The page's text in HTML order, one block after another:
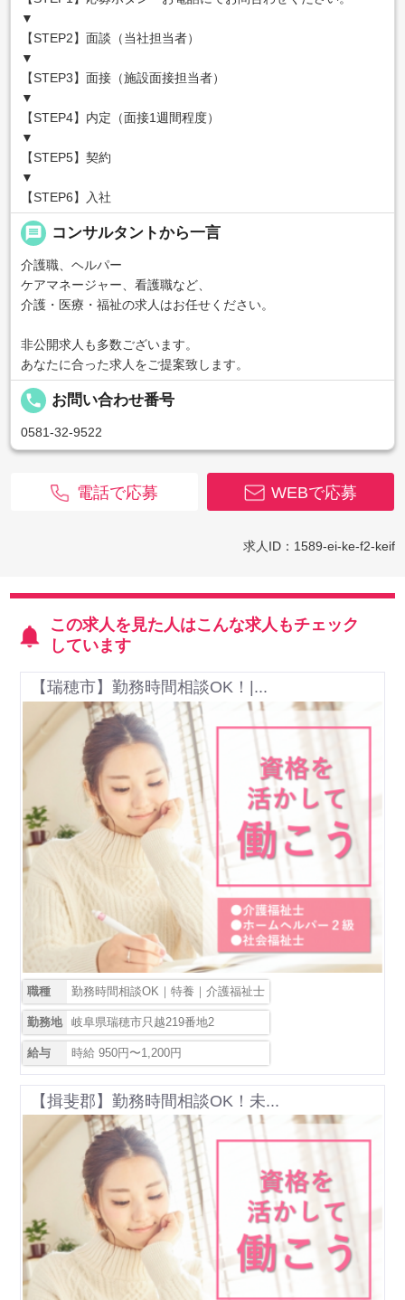
▼
【STEP2】面談（当社担当者）
▼
【STEP3】面接（施設面接担当者）
▼
【STEP4】内定（面接1週間程度）
▼
【STEP5】契約
▼
【STEP6】入社
message コンサルタントから一言
介護職、ヘルパー
ケアマネージャー、看護職など、
介護・医療・福祉の求人はお任せください。
非公開求人も多数ございます。
あなたに合った求人をご提案致します。
local_phone お問い合わせ番号
0581-32-9522
WEBで応募
電話で応募
求人ID：1589-ei-ke-f2-keif
この求人を見た人はこんな求人もチェック
しています
【瑞穂市】勤務時間相談OK！|...
職種 勤務時間相談OK｜特養｜介護福祉士
勤務地 岐阜県瑞穂市只越219番地2
給与 時給 950円〜1,200円
【揖斐郡】勤務時間相談OK！未...